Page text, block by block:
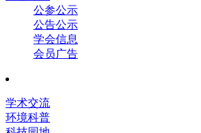
公参公示
公告公示
学会信息
会员广告
学术交流
环境科普